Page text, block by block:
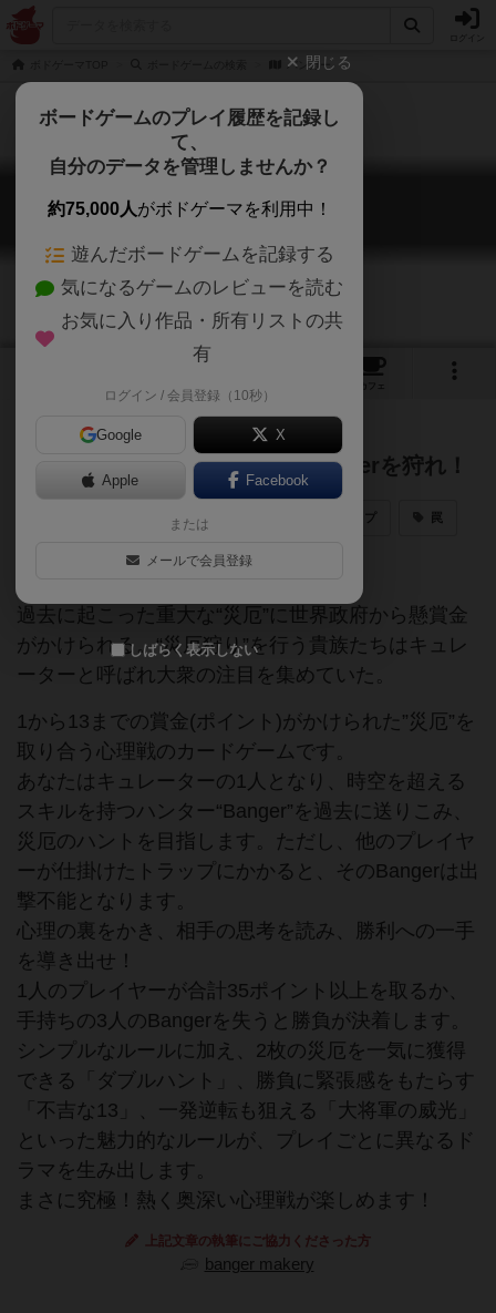
バンガー
バンガー
Banger
カフェ
究極の心理戦！災厄を狩れ！Bangerを狩れ！
はったり／ブラフ トラップ 罠
SF
過去に起こった重大な“災厄”に世界政府から懸賞金
がかけられる。“災厄狩り”を行う貴族たちはキュレ
ーターと呼ばれ大衆の注目を集めていた。
1から13までの賞金(ポイント)がかけられた”災厄”を
取り合う心理戦のカードゲームです。
あなたはキュレーターの1人となり、時空を超える
スキルを持つハンター“Banger”を過去に送りこみ、
災厄のハントを目指します。ただし、他のプレイヤ
ーが仕掛けたトラップにかかると、そのBangerは出
撃不能となります。
心理の裏をかき、相手の思考を読み、勝利への一手
を導き出せ！
1人のプレイヤーが合計35ポイント以上を取るか、
手持ちの3人のBangerを失うと勝負が決着します。
シンプルなルールに加え、2枚の災厄を一気に獲得
できる「ダブルハント」、勝負に緊張感をもたらす
「不吉な13」、一発逆転も狙える「大将軍の威光」
といった魅力的なルールが、プレイごとに異なるド
ラマを生み出します。
まさに究極！熱く奥深い心理戦が楽しめます！
上記文章の執筆にご協力くださった方
banger makery
閉じる
ボードゲームのプレイ履歴を記録し
て、
自分のデータを管理しませんか？
約75,000人がボドゲーマを利用中！
遊んだボードゲームを記録する
気になるゲームのレビューを読む
お気に入り作品・所有リストの共
有
ログイン / 会員登録（10秒）
Google X
Apple Facebook
または
メールで会員登録
しばらく表示しない